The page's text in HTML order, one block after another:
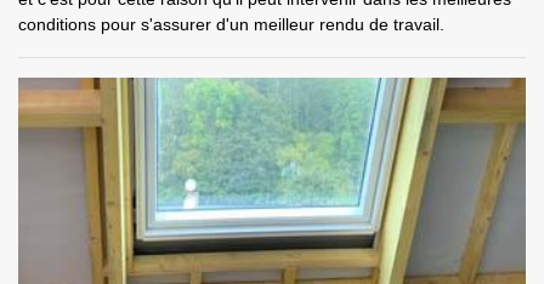
conditions pour s'assurer d'un meilleur rendu de travail.